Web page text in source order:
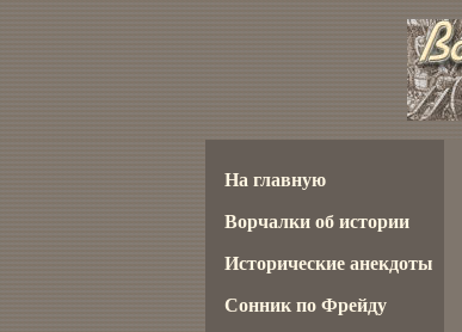
На главную
Ворчалки об истории
Исторические анекдоты
Сонник по Фрейду